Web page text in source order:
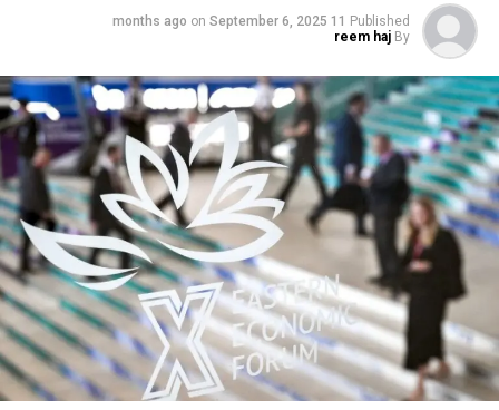
Published
11 months ago
on September 6, 2025
By
reem haj